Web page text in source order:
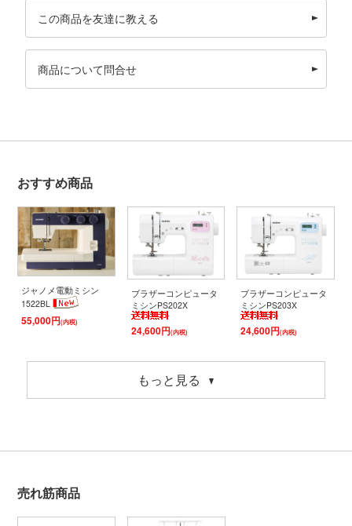
この商品を友達に教える
商品について問合せ
おすすめ商品
ジャノメ電動ミシン
1522BL
55,000円(内税)
ブラザーコンピュータ
ミシンPS202X
24,600円(内税)
ブラザーコンピュータ
ミシンPS203X
24,600円(内税)
もっと見る
売れ筋商品